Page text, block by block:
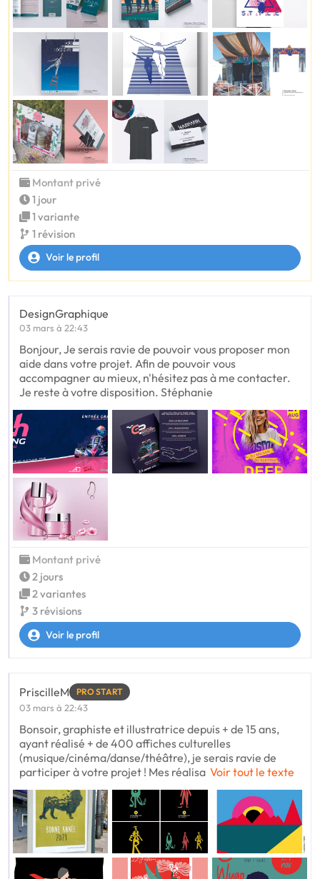
Montant privé
1 jour
1 variante
1 révision
Voir le profil
DesignGraphique
03 mars à 22:43
Bonjour, Je serais ravie de pouvoir vous proposer mon
aide dans votre projet. Afin de pouvoir vous
accompagner au mieux, n'hésitez pas à me contacter.
Je reste à votre disposition. Stéphanie
Montant privé
2 jours
2 variantes
3 révisions
Voir le profil
PriscilleM PRO START
03 mars à 22:43
Bonsoir, graphiste et illustratrice depuis + de 15 ans,
ayant réalisé + de 400 affiches culturelles
(musique/cinéma/danse/théâtre), je serais ravie de
participer à votre projet ! Mes réalisa Voir tout le texte